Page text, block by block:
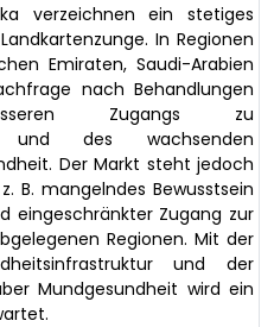
verzeichnen ein stetiges
In Regionen
Emiraten, Saudi-Arabien
nach Behandlungen
Zugangs zu
und des wachsenden
Der Markt steht jedoch
B. mangelndes Bewusstsein
eingeschränkter Zugang zur
Regionen. Mit der
und der
Mundgesundheit wird ein